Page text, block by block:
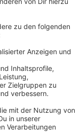
mehrere
Tonhallenufer
Beispiel ein
Musik
verlost.